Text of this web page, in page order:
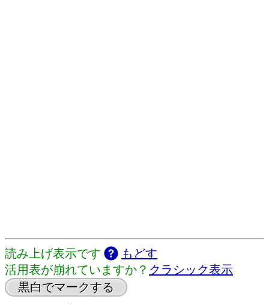
読み上げ表示です
もどす
活用表が崩れていますか？ クラシック表示
黒白でマークする